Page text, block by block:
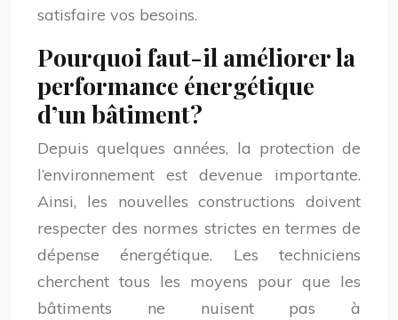
satisfaire vos besoins.
Pourquoi faut-il améliorer la
performance énergétique
d’un bâtiment ?
Depuis quelques années, la protection de
l’environnement est devenue importante.
Ainsi, les nouvelles constructions doivent
respecter des normes strictes en termes de
dépense énergétique. Les techniciens
cherchent tous les moyens pour que les
bâtiments ne nuisent pas à